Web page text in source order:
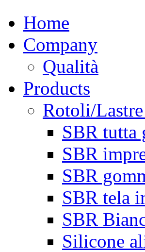
Home
Company
Qualità
Products
Rotoli/
SBR tutta
SBR
SBR
SBR tela
SBR
Silicone